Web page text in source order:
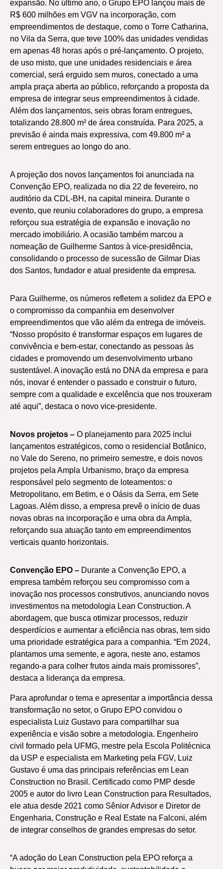
expansão. No último ano, o Grupo EPO lançou mais de
R$ 600 milhões em VGV na incorporação, com
empreendimentos de destaque, como o Torre Catharina,
no Vila da Serra, que teve 100% das unidades vendidas
em apenas 48 horas após o pré-lançamento. O projeto,
de uso misto, que une unidades residenciais e área
comercial, será erguido sem muros, conectado a uma
ampla praça aberta ao público, reforçando a proposta da
empresa de integrar seus empreendimentos à cidade.
Além dos lançamentos, seis obras foram entregues,
totalizando 28.800 m² de área construída. Para 2025, a
previsão é ainda mais expressiva, com 49.800 m² a
serem entregues ao longo do ano.
A projeção dos novos lançamentos foi anunciada na
Convenção EPO, realizada no dia 22 de fevereiro, no
auditório da CDL-BH, na capital mineira. Durante o
evento, que reuniu colaboradores do grupo, a empresa
reforçou sua estratégia de expansão e inovação no
mercado imobiliário. A ocasião também marcou a
nomeação de Guilherme Santos à vice-presidência,
consolidando o processo de sucessão de Gilmar Dias
dos Santos, fundador e atual presidente da empresa.
Para Guilherme, os números refletem a solidez da EPO e
o compromisso da companhia em desenvolver
empreendimentos que vão além da entrega de imóveis.
“Nosso propósito é transformar espaços em lugares de
convivência e bem-estar, conectando as pessoas às
cidades e promovendo um desenvolvimento urbano
sustentável. A inovação está no DNA da empresa e para
nós, inovar é entender o passado e construir o futuro,
sempre com a qualidade e excelência que nos trouxeram
até aqui”, destaca o novo vice-presidente.
Novos projetos – O planejamento para 2025 inclui
lançamentos estratégicos, como o residencial Botânico,
no Vale do Sereno, no primeiro semestre, e dois novos
projetos pela Ampla Urbanismo, braço da empresa
responsável pelo segmento de loteamentos: o
Metropolitano, em Betim, e o Oásis da Serra, em Sete
Lagoas. Além disso, a empresa prevê o início de duas
novas obras na incorporação e uma obra da Ampla,
reforçando sua atuação tanto em empreendimentos
verticais quanto horizontais.
Convenção EPO – Durante a Convenção EPO, a
empresa também reforçou seu compromisso com a
inovação nos processos construtivos, anunciando novos
investimentos na metodologia Lean Construction. A
abordagem, que busca otimizar processos, reduzir
desperdícios e aumentar a eficiência nas obras, tem sido
uma prioridade estratégica para a companhia. “Em 2024,
plantamos uma semente, e agora, neste ano, estamos
regando-a para colher frutos ainda mais promissores”,
destaca a liderança da empresa.
Para aprofundar o tema e apresentar a importância dessa
transformação no setor, o Grupo EPO convidou o
especialista Luiz Gustavo para compartilhar sua
experiência e visão sobre a metodologia. Engenheiro
civil formado pela UFMG, mestre pela Escola Politécnica
da USP e especialista em Marketing pela FGV, Luiz
Gustavo é uma das principais referências em Lean
Construction no Brasil. Certificado como PMP desde
2005 e autor do livro Lean Construction para Resultados,
ele atua desde 2021 como Sênior Advisor e Diretor de
Engenharia, Construção e Real Estate na Falconi, além
de integrar conselhos de grandes empresas do setor.
“A adoção do Lean Construction pela EPO reforça a